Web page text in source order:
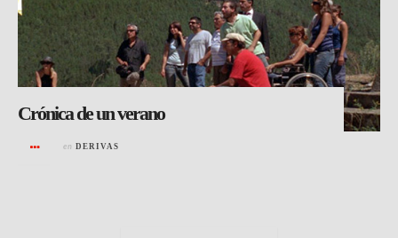
Crónica de un verano
en DERIVAS